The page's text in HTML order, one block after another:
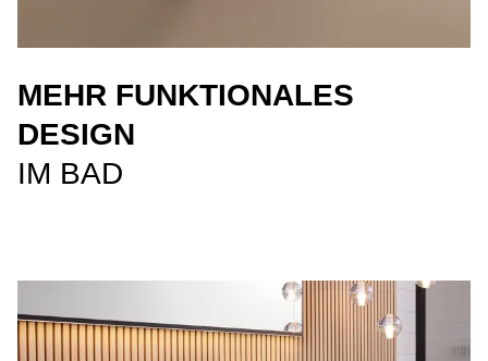
MEHR FUNKTIONALES
DESIGN
IM BAD